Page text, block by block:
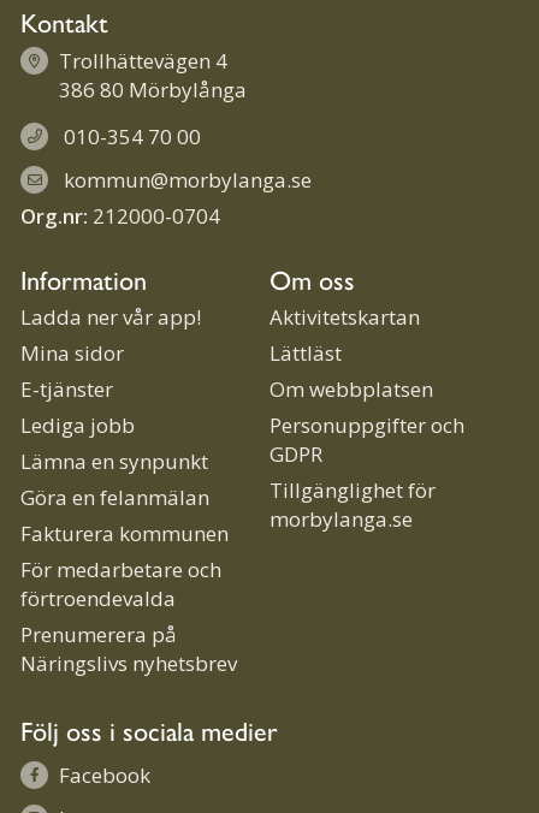
Kontakt
Trollhättevägen 4
386 80 Mörbylånga
010-354 70 00
kommun@morbylanga.se
Org.nr: 212000-0704
Information
Ladda ner vår app!
Mina sidor
E-tjänster
Lediga jobb
Lämna en synpunkt
Göra en felanmälan
Fakturera kommunen
För medarbetare och
förtroendevalda
Prenumerera på
Näringslivs nyhetsbrev
Om oss
Aktivitetskartan
Lättläst
Om webbplatsen
Personuppgifter och
GDPR
Tillgänglighet för
morbylanga.se
Följ oss i sociala medier
Facebook